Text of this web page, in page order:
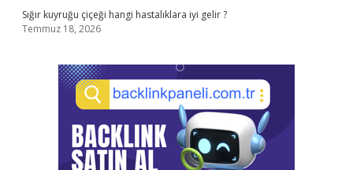
Sığır kuyruğu çiçeği hangi hastalıklara iyi gelir ?
Temmuz 18, 2026